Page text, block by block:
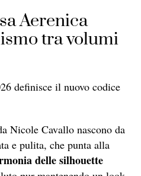
Aerenica
tra volumi
definisce il nuovo codice
Nicole Cavallo nascono da
e pulita, che punta alla
delle silhouette